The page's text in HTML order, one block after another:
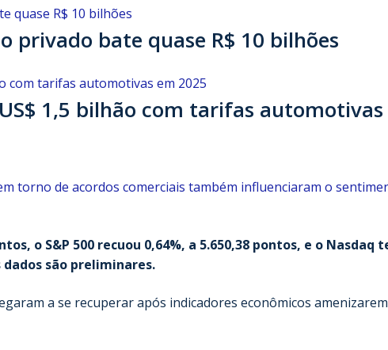
privado bate quase R$ 10 bilhões
1,5 bilhão com tarifas automotivas
torno de acordos comerciais também influenciaram o
o S&P 500 recuou 0,64%, a 5.650,38 pontos, e o Nasdaq
dados são preliminares.
a se recuperar após indicadores econômicos